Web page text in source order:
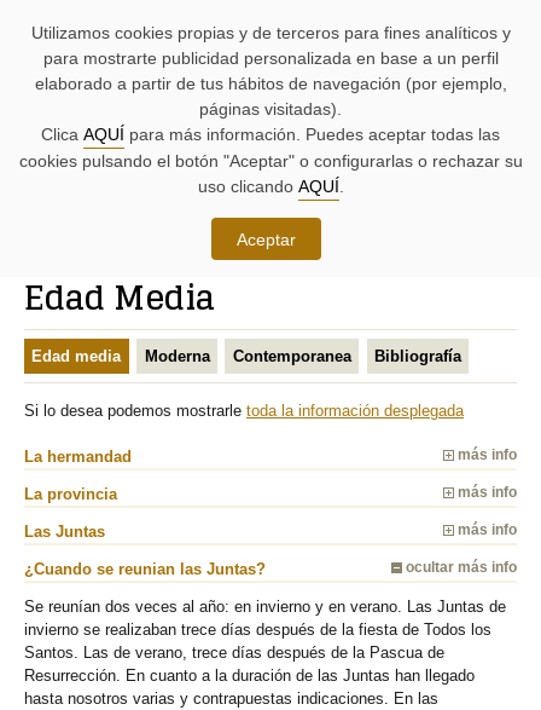
NAVEGACIÓN:
contenido.
parlamentaria.
parlamentarias.
MENÚS
PRINCIPAL
Conoce las Juntas Generales
ACCESO
PÁGINA
ACTUAL
CONTENIDO
PRINCIPAL
DE
LA
PÁGINA
Edad Media
Edad media Moderna Contemporanea Bibliografía
Si lo desea podemos mostrarle toda la información desplegada
más info
La hermandad
más info
La provincia
más info
Las Juntas
ocultar más info
¿Cuando se reunian las Juntas?
Se reunían dos veces al año: en invierno y en verano. Las Juntas de
invierno se realizaban trece días después de la fiesta de Todos los
Santos. Las de verano, trece días después de la Pascua de
Resurrección. En cuanto a la duración de las Juntas han llegado
hasta nosotros varias y contrapuestas indicaciones. En las
Utilizamos cookies propias y de terceros para fines analíticos y
para mostrarte publicidad personalizada en base a un perfil
elaborado a partir de tus hábitos de navegación (por ejemplo,
páginas visitadas).
Clica AQUÍ para más información. Puedes aceptar todas las
cookies pulsando el botón "Aceptar" o configurarlas o rechazar su
uso clicando AQUÍ
Aceptar